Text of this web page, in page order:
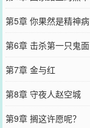
第5章 你果然是精神病
第6章 击杀第一只鬼面
第7章 金与红
第8章 守夜人赵空城
第9章 搁这许愿呢？